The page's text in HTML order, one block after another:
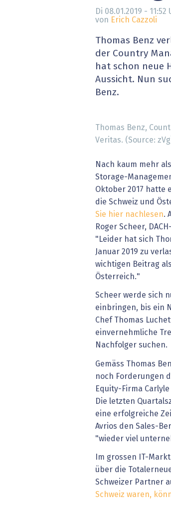
» alle News
Di 08.01.2019 - 11:52
von Erich Cazzoli
Thomas Benz
der Country
hat schon neue
Aussicht. Nun
Benz.
Thomas Benz,
Veritas. (Source:
Nach kaum mehr
Storage-
Oktober 2017 hatte
die Schweiz und
Sie hier nachlesen.
Roger Scheer,
"Leider hat sich
Januar 2019 zu
wichtigen Beitrag
Österreich."
Scheer werde sich
einbringen, bis ein
Chef Thomas
einvernehmliche
Nachfolger suchen.
Gemäss Thomas
noch Forderungen
Equity-Firma
Die letzten
eine erfolgreiche
Avrios den Sales-
"wieder viel
Im grossen IT-
über die
Schweizer Partner
Schweiz waren,